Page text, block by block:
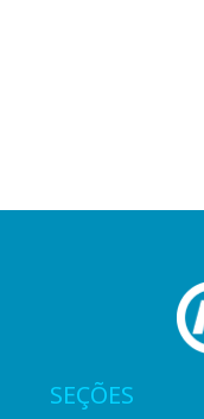
SEÇÕES